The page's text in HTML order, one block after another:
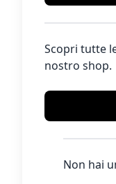
Scopri tutte
nostro shop.
Non hai